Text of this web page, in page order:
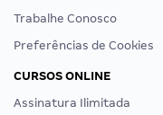
Trabalhe Conosco
Preferências de Cookies
CURSOS ONLINE
Assinatura Ilimitada